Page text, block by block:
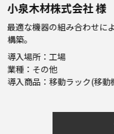
構築。
導入場所：倉庫・物流
業種：その他
導入商品：自動倉庫 / 情